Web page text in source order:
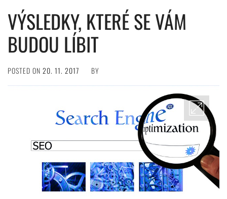
VÝSLEDKY, KTERÉ SE VÁM
BUDOU LÍBIT
POSTED ON 20. 11. 2017 BY